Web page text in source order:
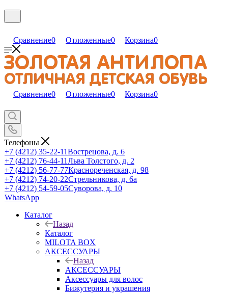
Сравнение0 Отложенные0 Корзина0
Сравнение0 Отложенные0 Корзина0
Телефоны
+7 (4212) 35-22-11Вострецова, д. 6
+7 (4212) 76-44-11Льва Толстого, д. 2
+7 (4212) 56-77-77Краснореченская, д. 98
+7 (4212) 74-20-22Стрельникова, д. 6а
+7 (4212) 54-59-05Суворова, д. 10
WhatsApp
Каталог
Назад
Каталог
MILOTA BOX
АКСЕССУАРЫ
Назад
АКСЕССУАРЫ
Аксессуары для волос
Бижутерия и украшения